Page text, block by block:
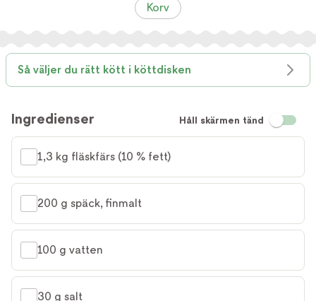
Korv
Så väljer du rätt kött i köttdisken
Ingredienser Håll skärmen tänd
1,3 kg fläskfärs (10 % fett)
200 g späck, finmalt
100 g vatten
30 g salt